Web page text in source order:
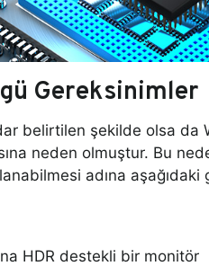
Gereksinimler
belirtilen şekilde olsa da
neden olmuştur. Bu
adına
HDR destekli bir monitör